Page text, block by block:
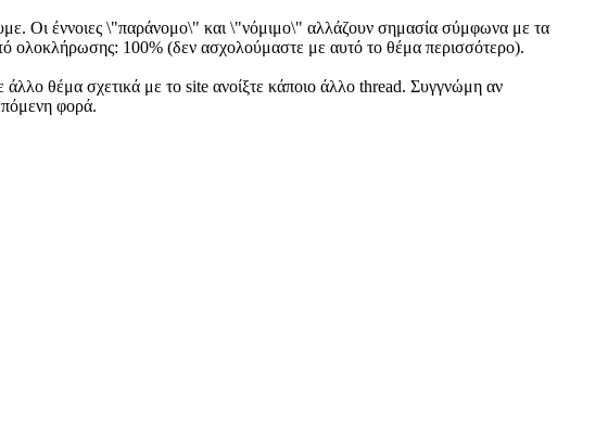
Οι έννοιες \"παράνομο\" και \"νόμιμο\" αλλάζουν σημασία σύμφωνα με τα
ολοκλήρωσης: 100% (δεν ασχολούμαστε με αυτό το θέμα περισσότερο).
θέμα σχετικά με το site ανοίξτε κάποιο άλλο thread. Συγγνώμη αν
φορά.